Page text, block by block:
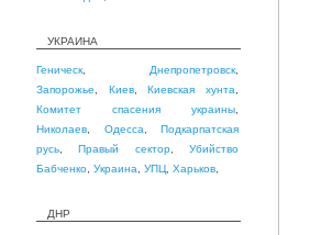
УКРАИНА
Геническ Днепропетровск
Запорожье
Киев,Киевская хунта
Комитет спасения украины
Николаев
Одесса
Подкарпатская
русь ,Правый сектор,Убийство
Бабченко Украина УПЦ Харьков
ДНР